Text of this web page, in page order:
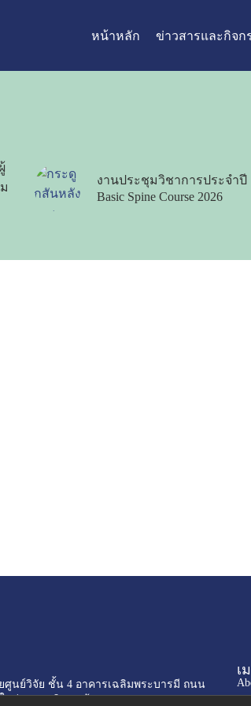
หน้าหลัก ข่าวสารและกิจก
งานประชุมวิชาการประจำปี
Basic Spine Course 2026
ศูนย์วิจัย ชั้น 4 อาคารเฉลิมพระบารมี ถนน
หม่ บางกะปิ เขตห้วยขวาง กรุงเทพฯ
เ